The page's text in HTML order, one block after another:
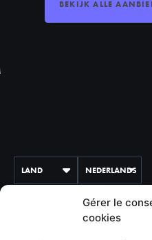
Gérer le
cookies
BEKIJK ALLE
LAND NEDERLANDS
026 275 610